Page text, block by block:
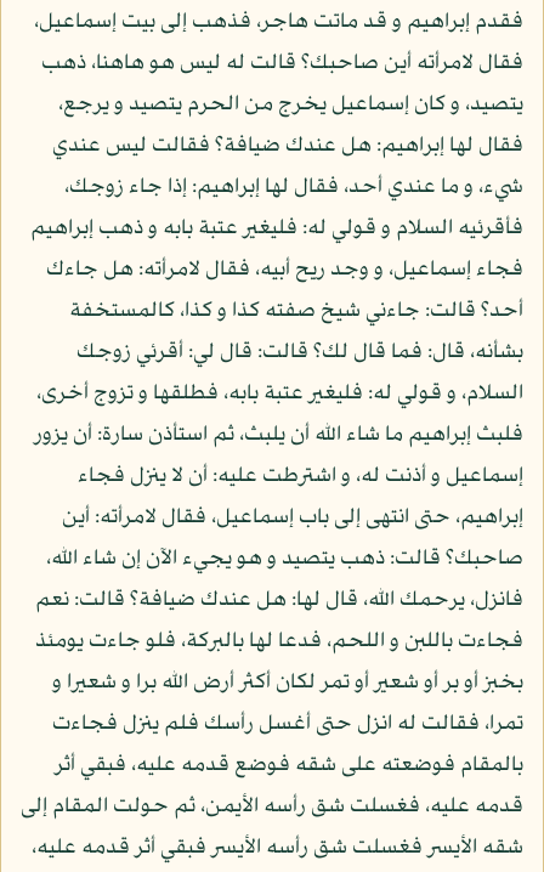
فقدم إبراهيم و قد ماتت هاجر، فذهب إلى بيت إسماعيل،
فقال لامرأته أين صاحبك؟ قالت له ليس هو هاهنا، ذهب
يتصيد، و كان إسماعيل يخرج من الحرم يتصيد و يرجع،
فقال لها إبراهيم: هل عندك ضيافة؟ فقالت ليس عندي
شيء، و ما عندي أحد، فقال لها إبراهيم: إذا جاء زوجك،
فأقرئيه السلام و قولي له: فليغير عتبة بابه و ذهب إبراهيم
فجاء إسماعيل، و وجد ريح أبيه، فقال لامرأته: هل جاءك
أحد؟ قالت: جاءني شيخ صفته كذا و كذا، كالمستخفة
بشأنه، قال: فما قال لك؟ قالت: قال لي: أقرئي زوجك
السلام، و قولي له: فليغير عتبة بابه، فطلقها و تزوج أخرى،
فلبث إبراهيم ما شاء الله أن يلبث، ثم استأذن سارة: أن يزور
إسماعيل و أذنت له، و اشترطت عليه: أن لا ينزل فجاء
إبراهيم، حتى انتهى إلى باب إسماعيل، فقال لامرأته: أين
صاحبك؟ قالت: ذهب يتصيد و هو يجيء الآن إن شاء الله،
فانزل، يرحمك الله، قال لها: هل عندك ضيافة؟ قالت: نعم
فجاءت باللبن و اللحم، فدعا لها بالبركة، فلو جاءت يومئذ
بخبز أو بر أو شعير أو تمر لكان أكثر أرض الله برا و شعيرا و
تمرا، فقالت له انزل حتى أغسل رأسك فلم ينزل فجاءت
بالمقام فوضعته على شقه فوضع قدمه عليه، فبقي أثر
قدمه عليه، فغسلت شق رأسه الأيمن، ثم حولت المقام إلى
شقه الأيسر فغسلت شق رأسه الأيسر فبقي أثر قدمه عليه،